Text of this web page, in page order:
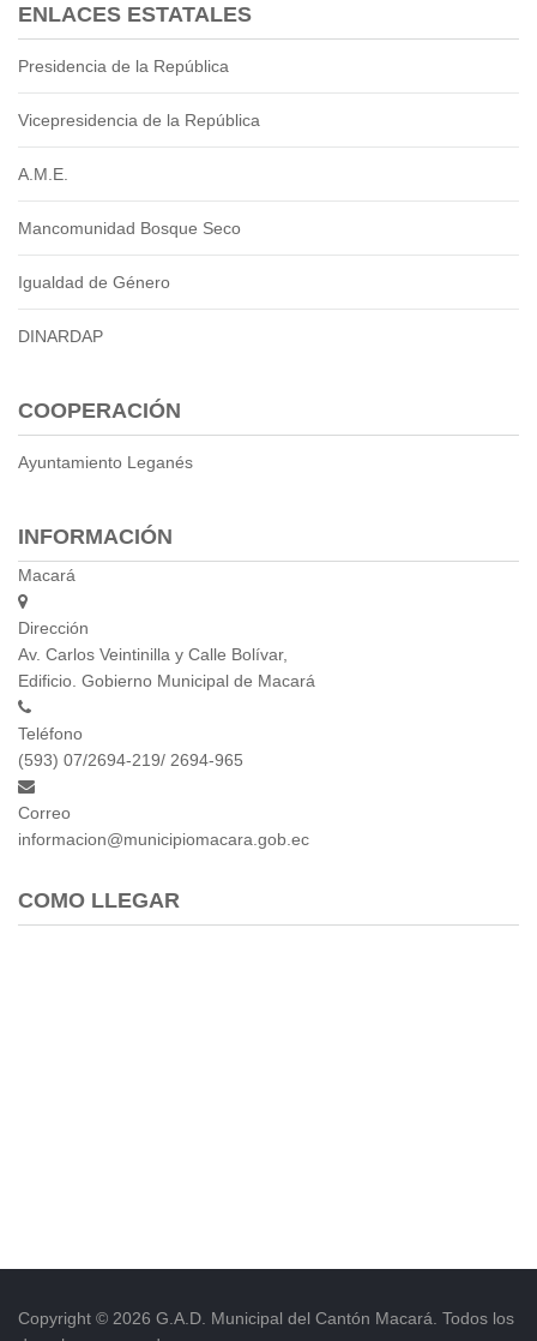
ENLACES ESTATALES
Presidencia de la República
Vicepresidencia de la República
A.M.E.
Mancomunidad Bosque Seco
Igualdad de Género
DINARDAP
COOPERACIÓN
Ayuntamiento Leganés
INFORMACIÓN
Macará
Dirección
Av. Carlos Veintinilla y Calle Bolívar,
Edificio. Gobierno Municipal de Macará
Teléfono
(593) 07/2694-219/ 2694-965
Correo
informacion@municipiomacara.gob.ec
COMO LLEGAR
Copyright © 2026 G.A.D. Municipal del Cantón Macará. Todos los